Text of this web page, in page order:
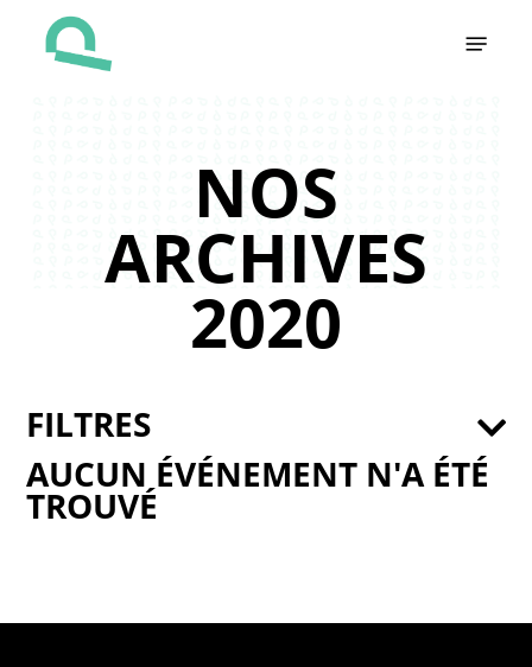
NOS
ARCHIVES
2020
AUCUN ÉVÉNEMENT N'A ÉTÉ
TROUVÉ
FILTRES